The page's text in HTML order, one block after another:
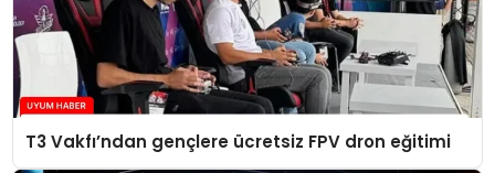
T3 Vakfı’ndan gençlere ücretsiz FPV dron eğitimi